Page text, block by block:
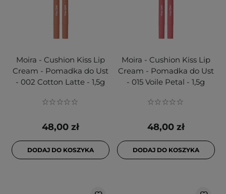
Moira - Cushion Kiss Lip
Cream - Pomadka do Ust
- 002 Cotton Latte - 1,5g
48,00 zł
DODAJ DO KOSZYKA
Moira - Cushion Kiss Lip
Cream - Pomadka do Ust
- 015 Voile Petal - 1,5g
48,00 zł
DODAJ DO KOSZYKA